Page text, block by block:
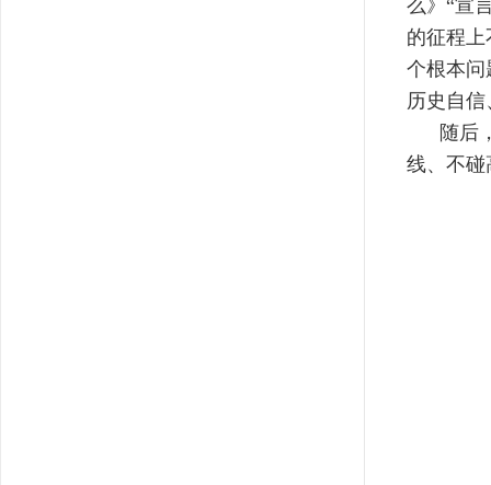
么》“宣
的征程
个根本问
历史自
随后，
线、不碰